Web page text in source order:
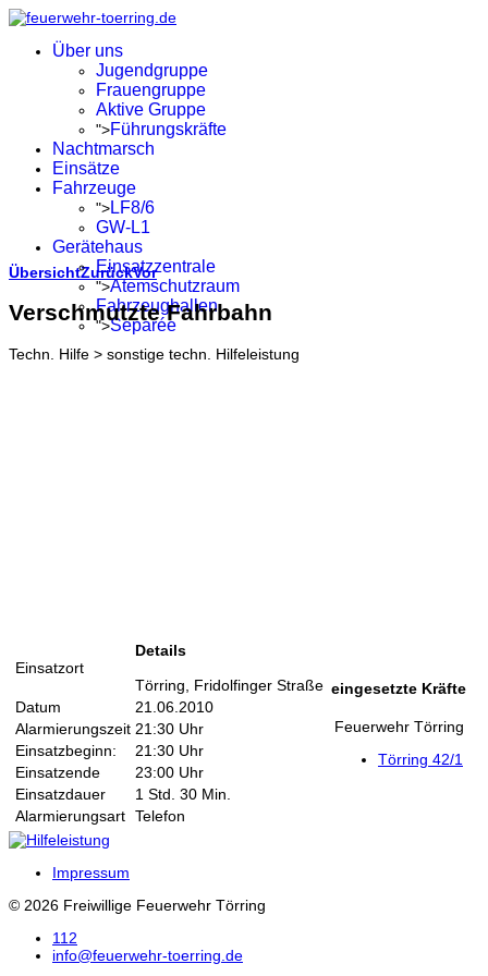
Über uns
Jugendgruppe
Frauengruppe
Aktive Gruppe
">Führungskräfte
Nachtmarsch
Einsätze
Fahrzeuge
">LF8/6
GW-L1
Gerätehaus
Einsatzzentrale
">Atemschutzraum
Fahrzeughallen
">Separée
ÜbersichtZurückVor
Verschmutzte Fahrbahn
Techn. Hilfe > sonstige techn. Hilfeleistung
Einsatzort
Details
Törring, Fridolfinger Straße
Datum
21.06.2010
Alarmierungszeit 21:30 Uhr
Einsatzbeginn:
21:30 Uhr
Einsatzende
23:00 Uhr
Einsatzdauer
1 Std. 30 Min.
Alarmierungsart Telefon
eingesetzte Kräfte
Feuerwehr Törring
Törring 42/1
Impressum
© 2026 Freiwillige Feuerwehr Törring
112
info@feuerwehr-toerring.de